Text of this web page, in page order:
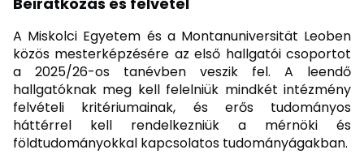
A Miskolci Egyetem és a Montanuniversität Leoben
közös mesterképzésére az első hallgatói csoportot
a 2025/26-os tanévben veszik fel. A leendő
hallgatóknak meg kell felelniük mindkét intézmény
felvételi kritériumainak, és erős tudományos
háttérrel kell rendelkezniük a mérnöki és
földtudományokkal kapcsolatos tudományágakban.